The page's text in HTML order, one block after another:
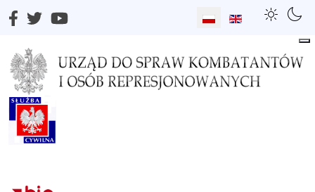
Wybierz swój język